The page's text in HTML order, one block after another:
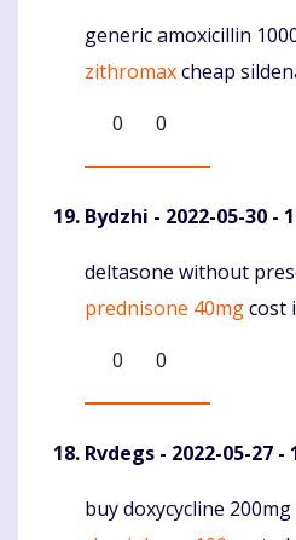
Komentaras
generic amoxicillin
zithromaxcheap
0
0
Bydzhi - 2022-05-30 -
Komentaras
deltasone without
prednisone 40mgcost
0
0
Rvdegs - 2022-05-27 -
Komentaras
buy doxycycline